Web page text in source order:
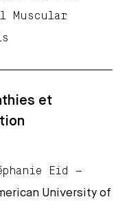
Muscular
et
Eid –
University of